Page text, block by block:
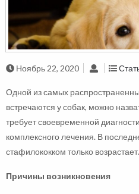
Ноябрь 22, 2020
Одной из самых
встречаются у собак, можно
требует своевременной
комплексного лечения. В
стафилококком только возрастает.
Причины возникновения